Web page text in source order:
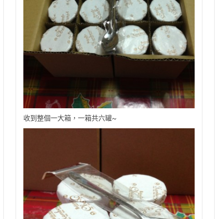
收到整個一大箱，一箱共六罐~